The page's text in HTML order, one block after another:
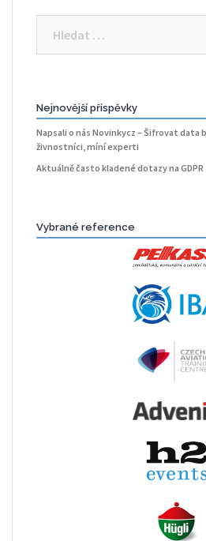
Nejnovější příspěvky
Napsali o nás Novinkycz – Šifrovat
živnostníci, míní experti
Aktuálně často kladené dotazy na GDPR
Vybrané reference